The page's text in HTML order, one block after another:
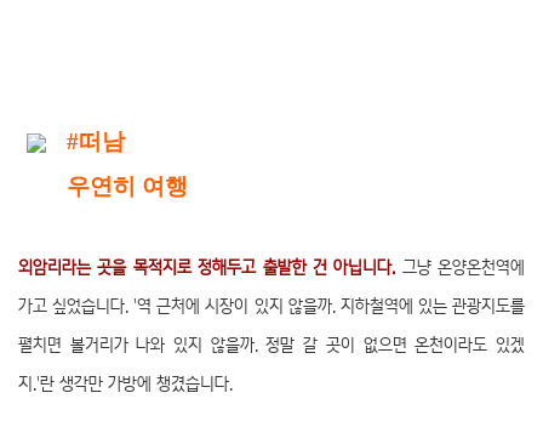
#떠남
우연히 여행
외암리라는 곳을 목적지로 정해두고 출발한 건 아닙니다. 그냥 온양온천역에
가고 싶었습니다. '역 근처에 시장이 있지 않을까. 지하철역에 있는 관광지도를
펼치면 볼거리가 나와 있지 않을까. 정말 갈 곳이 없으면 온천이라도 있겠
지.'란 생각만 가방에 챙겼습니다.